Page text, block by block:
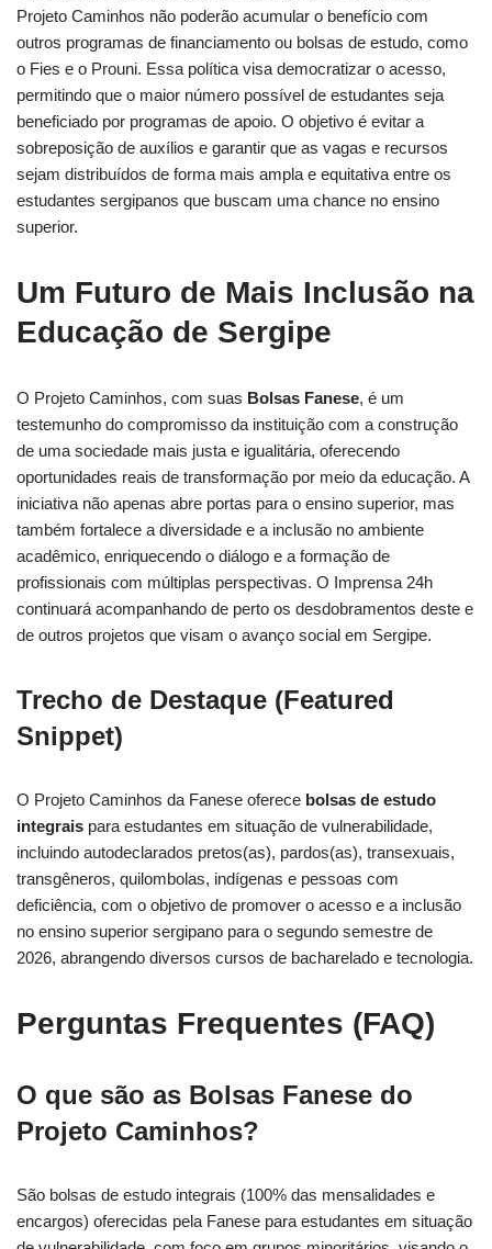
Projeto Caminhos não poderão acumular o benefício com
outros programas de financiamento ou bolsas de estudo, como
o Fies e o Prouni. Essa política visa democratizar o acesso,
permitindo que o maior número possível de estudantes seja
beneficiado por programas de apoio. O objetivo é evitar a
sobreposição de auxílios e garantir que as vagas e recursos
sejam distribuídos de forma mais ampla e equitativa entre os
estudantes sergipanos que buscam uma chance no ensino
superior.
Um Futuro de Mais Inclusão na
Educação de Sergipe
O Projeto Caminhos, com suas Bolsas Fanese, é um
testemunho do compromisso da instituição com a construção
de uma sociedade mais justa e igualitária, oferecendo
oportunidades reais de transformação por meio da educação. A
iniciativa não apenas abre portas para o ensino superior, mas
também fortalece a diversidade e a inclusão no ambiente
acadêmico, enriquecendo o diálogo e a formação de
profissionais com múltiplas perspectivas. O Imprensa 24h
continuará acompanhando de perto os desdobramentos deste e
de outros projetos que visam o avanço social em Sergipe.
Trecho de Destaque (Featured
Snippet)
O Projeto Caminhos da Fanese oferece bolsas de estudo
integrais para estudantes em situação de vulnerabilidade,
incluindo autodeclarados pretos(as), pardos(as), transexuais,
transgêneros, quilombolas, indígenas e pessoas com
deficiência, com o objetivo de promover o acesso e a inclusão
no ensino superior sergipano para o segundo semestre de
2026, abrangendo diversos cursos de bacharelado e tecnologia.
Perguntas Frequentes (FAQ)
O que são as Bolsas Fanese do
Projeto Caminhos?
São bolsas de estudo integrais (100% das mensalidades e
encargos) oferecidas pela Fanese para estudantes em situação